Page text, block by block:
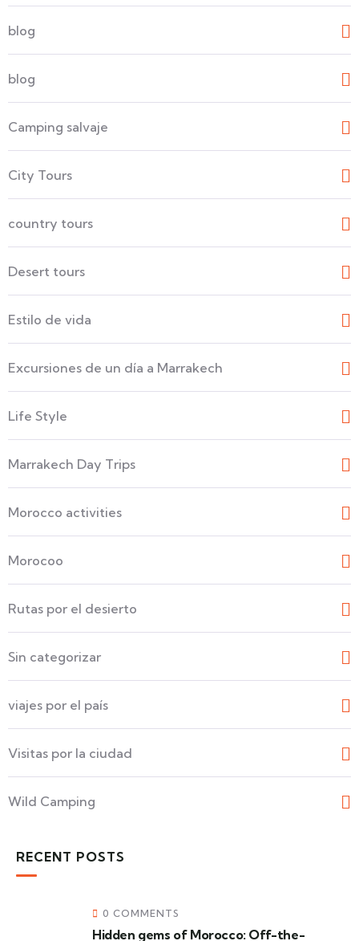
blog
blog
Camping salvaje
City Tours
country tours
Desert tours
Estilo de vida
Excursiones de un día a Marrakech
Life Style
Marrakech Day Trips
Morocco activities
Morocoo
Rutas por el desierto
Sin categorizar
viajes por el país
Visitas por la ciudad
Wild Camping
RECENT POSTS
0 COMMENTS
Hidden gems of Morocco: Off-the-